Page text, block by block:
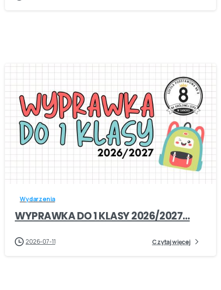
-
Wydarzenia
WYPRAWKA DO 1 KLASY 2026/2027…
2026-07-11 Czytaj więcej